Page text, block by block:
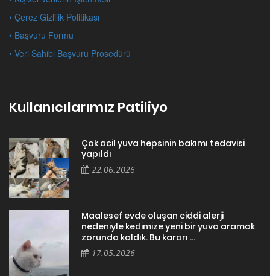
• Çerez Gizlilik Politikası
• Başvuru Formu
• Veri Sahibi Başvuru Prosedürü
Kullanıcılarımız Patiliyo
Çok acil yuva hepsinin bakımı tedavisi
yapıldı
22.06.2026
Maalesef evde oluşan ciddi alerji
nedeniyle kedimize yeni bir yuva aramak
zorunda kaldık. Bu kararı ...
17.05.2026